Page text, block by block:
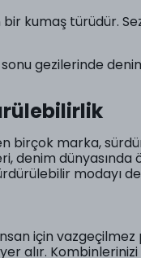
bir kumaş türüdür.
gezilerinde
birçok marka,
denim dünyasında
modayı
için vazgeçilmez
yer alır.